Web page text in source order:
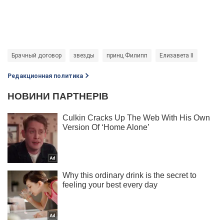
Брачный договор звезды принц Филипп Елизавета II
Редакционная политика